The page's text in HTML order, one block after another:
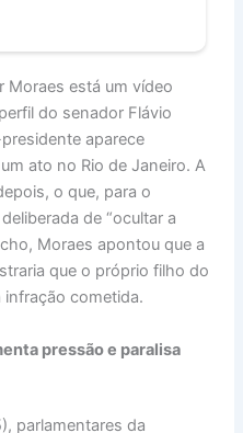
Moraes está um vídeo
do senador Flávio
aparece
ato no Rio de Janeiro. A
o que, para o
de “ocultar a
Moraes apontou que a
que o próprio filho do
cometida.
pressão e paralisa
parlamentares da